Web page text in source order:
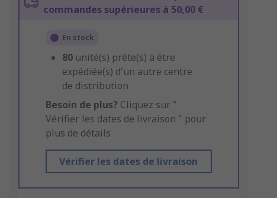
commandes supérieures à 50,00 €
En stock
80 unité(s) prête(s) à être
expédiée(s) d'un autre centre
de distribution
Besoin de plus? Cliquez sur "
Vérifier les dates de livraison " pour
plus de détails
Vérifier les dates de livraison